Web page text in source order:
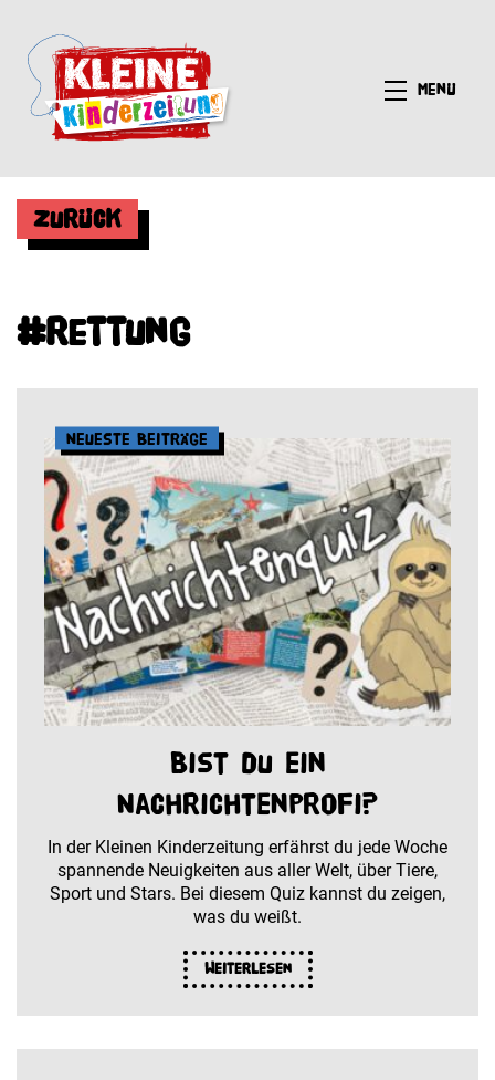
Menü
Zurück
#Rettung
Neueste Beiträge
Bist du ein
Nachrichtenprofi?
In der Kleinen Kinderzeitung erfährst du jede Woche
spannende Neuigkeiten aus aller Welt, über Tiere,
Sport und Stars. Bei diesem Quiz kannst du zeigen,
was du weißt.
Weiterlesen